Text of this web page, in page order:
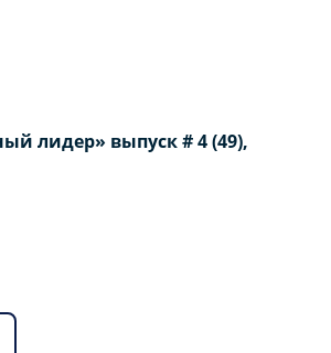
лидер» выпуск # 4 (49),